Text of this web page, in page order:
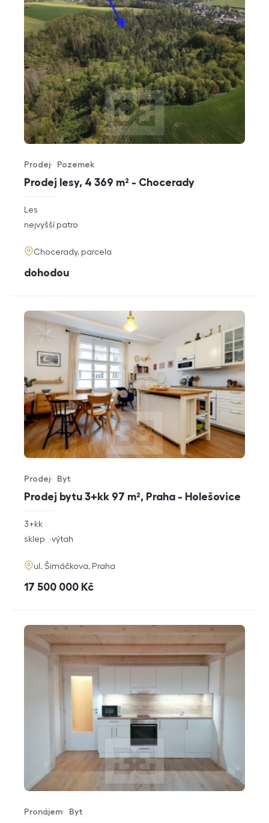
Prodej lesy, 4 369 m² - Chocerady
Typ nabídky
Prodej
Typ nemovitosti
Pozemek
rozměry
dispozice
Les
funkce
nejvyšší patro
adresa
Chocerady, parcela
cena
dohodou
Prodej bytu 3+kk 97 m², Praha - Holešovice
Typ nabídky
Prodej
Typ nemovitosti
Byt
rozměry
dispozice
3+kk
funkce
sklep výtah
adresa
ul. Šimáčkova, Praha
cena
17 500 000 Kč
Typ nabídky
Pronájem
Typ nemovitosti
Byt